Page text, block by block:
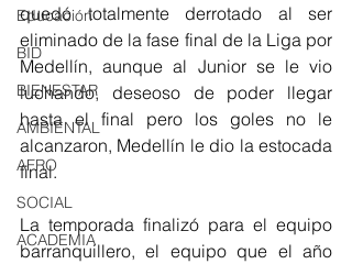
Educación
BID
BIENESTAR
AMBIENTAL
AFRO
SOCIAL
ACADEMIA
quedó totalmente derrotado al ser
eliminado de la fase final de la Liga por
Medellín, aunque al Junior se le vio
luchando, deseoso de poder llegar
hasta el final pero los goles no le
alcanzaron, Medellín le dio la estocada
final.
La temporada finalizó para el equipo
barranquillero, el equipo que el año